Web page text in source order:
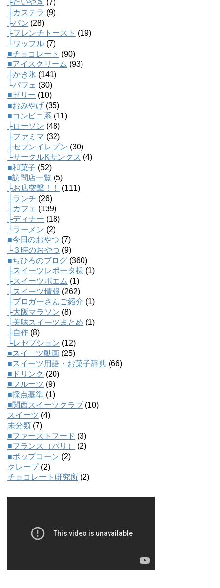
├たいやき (7)
├カステラ (9)
├パン (28)
├フレンチトースト (19)
└ワッフル (7)
■チョコレート (90)
■アイスクリーム (93)
├かき氷 (141)
└パフェ (30)
■ゼリー (10)
■おみやげ (35)
■コンビニ系 (11)
├ローソン (48)
├ファミマ (32)
├セブンイレブン (30)
└サークルKサンクス (4)
■和菓子 (52)
■訪問店一覧 (5)
├お店突撃！！
(111)
├ランチ (26)
├カフェ (139)
├ディナー (18)
└ラーメン (2)
■今日のおやつ (7)
└３時のおやつ (9)
■ちひろのブログ (360)
├スイーツレポータ様 (1)
├スイーツポエム (1)
├スイーツ情報 (262)
├ブロガーさんご紹介 (1)
├大阪マラソン (8)
├美味スイーツまとめ (1)
├自作 (8)
└レセプション (12)
■スイーツ動画 (25)
■スイーツ用語・お菓子辞典 (66)
■ドリンク (20)
■フルーツ (9)
■採点基準 (1)
■関西スイーツクラブ (10)
スイーツ (4)
未分類 (7)
■ファーストフード (3)
■フランス（パリ）
(2)
■ポップコーン (2)
クレープ(2)
チョコレート研究所 (2)